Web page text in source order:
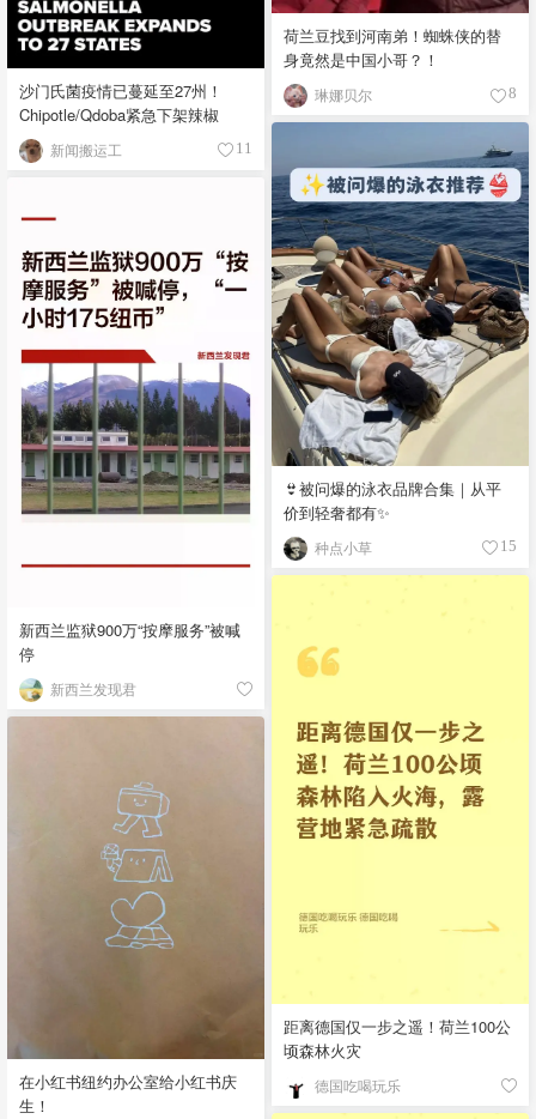
荷兰豆找到河南弟！蜘蛛侠的替
身竟然是中国小哥？！
琳娜贝尔 8
沙门氏菌疫情已蔓延至27州！
Chipotle/Qdoba紧急下架辣椒
新闻搬运工 11
👙被问爆的泳衣品牌合集｜从平
价到轻奢都有✨
种点小草 15
新西兰监狱900万“按摩服务”被喊
停
新西兰发现君
距离德国仅一步之遥！荷兰100公
顷森林火灾
德国吃喝玩乐
在小红书纽约办公室给小红书庆
生！